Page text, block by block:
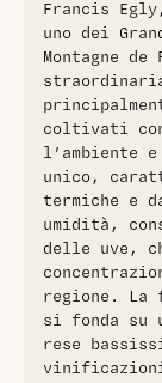
Francis
uno dei
Montagne
coltivati
l’ambiente
unico,
termiche e
umidità,
delle uve,
regione.
si fonda su
rese